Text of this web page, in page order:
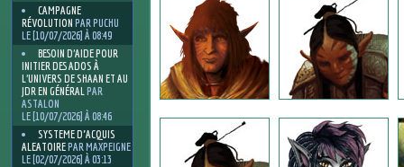
CAMPAGNE
RÉVOLUTION PAR PUCHU
LE [10/07/2026] À 08:49
BESOIN D’AIDE POUR
INITIER DES ADOS À
L’UNIVERS DE SHAAN ET AU
JDR EN GÉNÉRALPAR
ASTALON
LE [10/07/2026] À 08:46
SYSTEME D'ACQUIS
ALEATOIREPAR MAXPEIGNE
LE [02/07/2026] À 03:13